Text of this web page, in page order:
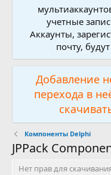
учетные
Аккаунты,
почту,
Добавление
перехода в
Компоненты Delphi
JPPack
Нет прав для